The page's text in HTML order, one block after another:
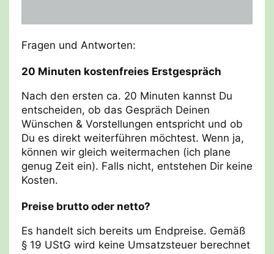
Fragen und Antworten:
20 Minuten kostenfreies Erstgespräch
Nach den ersten ca. 20 Minuten kannst Du
entscheiden, ob das Gespräch Deinen
Wünschen & Vorstellungen entspricht und ob
Du es direkt weiterführen möchtest. Wenn ja,
können wir gleich weitermachen (ich plane
genug Zeit ein). Falls nicht, entstehen Dir keine
Kosten.
Preise brutto oder netto?
Es handelt sich bereits um Endpreise. Gemäß
§ 19 UStG wird keine Umsatzsteuer berechnet